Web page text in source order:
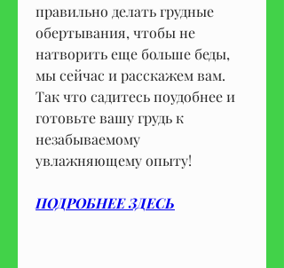
правильно делать грудные
обертывания, чтобы не
натворить еще больше беды,
мы сейчас и расскажем вам.
Так что садитесь поудобнее и
готовьте вашу грудь к
незабываемому
увлажняющему опыту!
ПОДРОБНЕЕ ЗДЕСЬ